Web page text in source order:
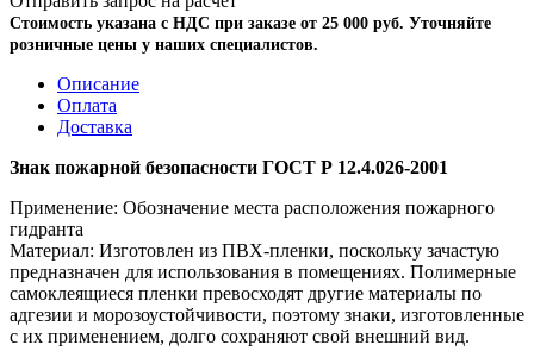
Стоимость указана с НДС при заказе от 25 000 руб. Уточняйте
розничные цены у наших специалистов.
Описание
Оплата
Доставка
Знак пожарной безопасности ГОСТ Р 12.4.026-2001
Применение: Обозначение места расположения пожарного
гидранта
Материал: Изготовлен из ПВХ-пленки, поскольку зачастую
предназначен для использования в помещениях. Полимерные
самоклеящиеся пленки превосходят другие материалы по
адгезии и морозоустойчивости, поэтому знаки, изготовленные
с их применением, долго сохраняют свой внешний вид.